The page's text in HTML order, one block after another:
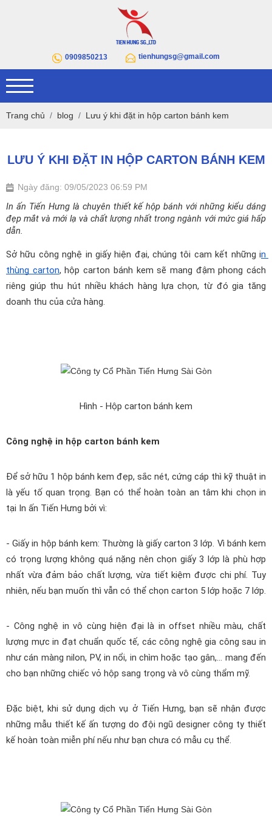
0909850213 tienhungsg@gmail.com
Trang chủ blog Lưu ý khi đặt in hộp carton bánh kem
LƯU Ý KHI ĐẶT IN HỘP CARTON BÁNH KEM
Ngày đăng: 09/05/2023 06:59 PM
In ấn Tiến Hưng là chuyên thiết kế hộp bánh với những kiểu dáng
đẹp mắt và mới lạ và chất lượng nhất trong ngành với mức giá hấp
dẫn.
Sở hữu công nghệ in giấy hiện đại, chúng tôi cam kết những in
thùng carton, hộp carton bánh kem sẽ mang đậm phong cách
riêng giúp thu hút nhiều khách hàng lựa chọn, từ đó gia tăng
doanh thu của cửa hàng.
Hình - Hộp carton bánh kem
Công nghệ in hộp carton bánh kem
Để sở hữu 1 hộp bánh kem đẹp, sắc nét, cứng cáp thì kỹ thuật in
là yếu tố quan trọng. Bạn có thể hoàn toàn an tâm khi chọn in
tại In ấn Tiến Hưng bởi vì:
- Giấy in hộp bánh kem: Thường là giấy carton 3 lớp. Vì bánh kem
có trọng lượng không quá nặng nên chọn giấy 3 lớp là phù hợp
nhất vừa đảm bảo chất lượng, vừa tiết kiệm được chi phí. Tuy
nhiên, nếu bạn muốn thì vẫn có thể chọn carton 5 lớp hoặc 7 lớp.
- Công nghệ in vô cùng hiện đại là in offset nhiều màu, chất
lượng mực in đạt chuẩn quốc tế, các công nghệ gia công sau in
như cán màng nilon, PV, in nổi, in chìm hoặc tạo gân,… mang đến
cho bạn những chiếc vỏ hộp sang trọng và vô cùng thẩm mỹ.
Đặc biệt, khi sử dụng dịch vụ ở Tiến Hưng, bạn sẽ nhận được
những mẫu thiết kế ấn tượng do đội ngũ designer công ty thiết
kế hoàn toàn miễn phí nếu như bạn chưa có mẫu cụ thể.